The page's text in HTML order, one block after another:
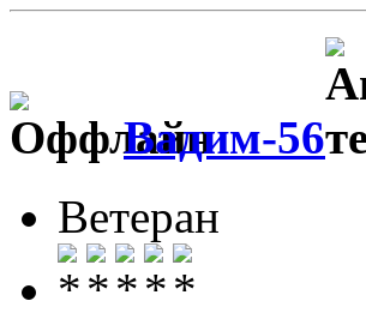
Вадим-56
Ветеран